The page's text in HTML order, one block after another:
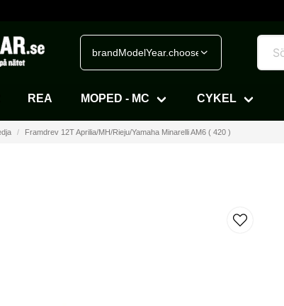
brandModelYear.chooseVehicle
REA MOPED - MC CYKEL
Framdrev 12T Aprilia/MH/Rieju/Yamaha Minarelli AM6 ( 420 )